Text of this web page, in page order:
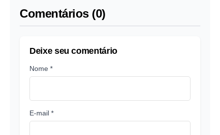
Comentários (0)
Deixe seu comentário
Nome *
E-mail *